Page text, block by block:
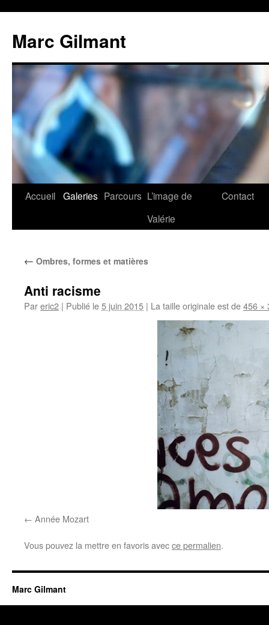
Marc Gilmant
Accueil Galeries Parcours L’image de
Valérie
Contact
← Ombres, formes et matières
Anti racisme
Pareric2 | Publié le5 juin 2015 | La taille originale est de456 ×
Année Mozart
Vous pouvez la mettre en favoris avecce permalien.
Marc Gilmant